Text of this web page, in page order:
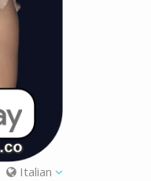
Italian